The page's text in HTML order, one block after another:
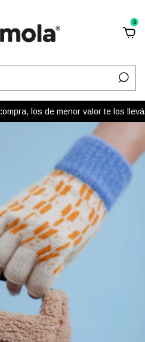
0
los de menor valor te los